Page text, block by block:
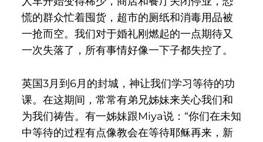
慌的群众忙着囤货，超市的厕纸和消毒用品被
一抢而空。我们对于婚礼刚燃起的一点期待又
一次失落了，所有事情好像一下子都失控了。
英国3月到6月的封城，神让我们学习等待的功
课。在这期间，常常有弟兄姊妹来关心我们和
为我们祷告。有一姊妹跟Miya说：“你们在未知
中等待的过程有点像教会在等待耶稣再来，新